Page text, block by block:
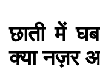
छाती में
क्या नज़र